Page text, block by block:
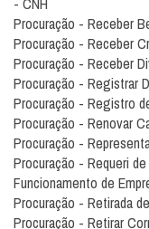
Procuração - Receber
Procuração - Receber
Procuração - Receber
Procuração - Registrar
Procuração - Registro
Procuração - Renovar
Procuração -
Procuração - Requeri
Funcionamento de
Procuração - Retirada
Procuração - Retirar